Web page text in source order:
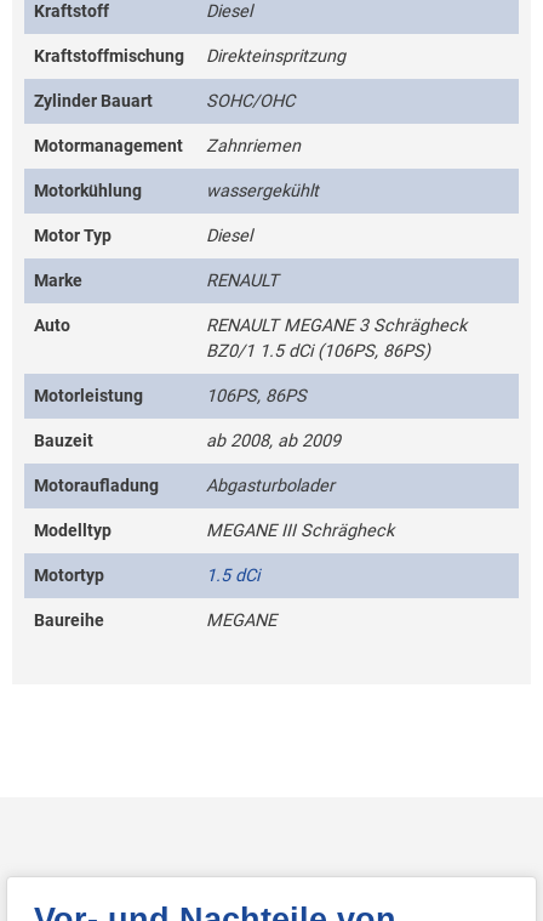
Kraftstoff Diesel
Kraftstoffmischung Direkteinspritzung
Zylinder Bauart SOHC/OHC
Motormanagement Zahnriemen
Motorkühlung wassergekühlt
Motor Typ Diesel
Marke RENAULT
Auto
RENAULT MEGANE 3 Schrägheck
BZ0/1 1.5 dCi (106PS, 86PS)
Motorleistung 106PS, 86PS
Bauzeit ab 2008, ab 2009
Motoraufladung Abgasturbolader
Modelltyp MEGANE III Schrägheck
Motortyp 1.5 dCi
Baureihe MEGANE